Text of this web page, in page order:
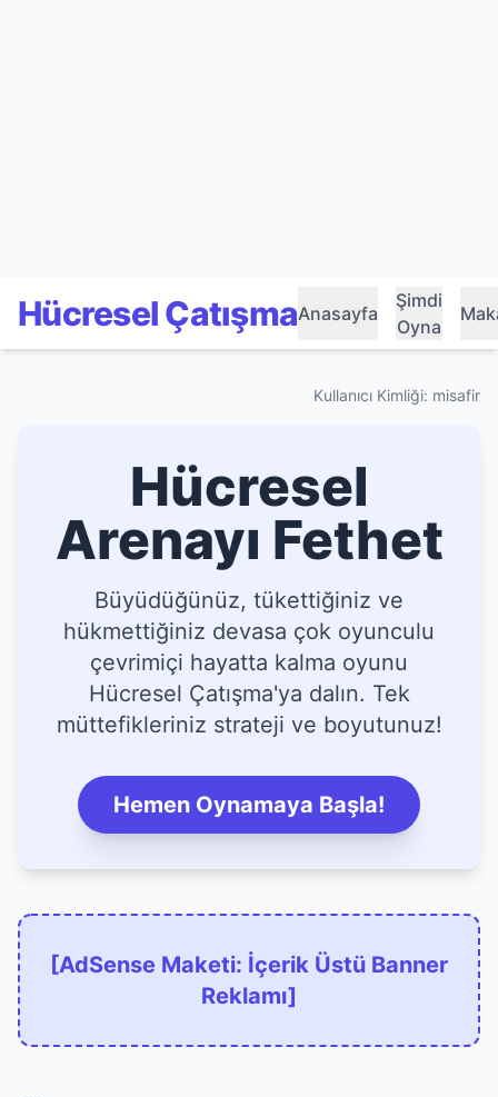
Hücresel ÇatışmaAnasayfa
Şimdi
Oyna
Kullanıcı Kimliği: misafir
Hücresel
Arenayı Fethet
Büyüdüğünüz, tükettiğiniz ve
hükmettiğiniz devasa çok oyunculu
çevrimiçi hayatta kalma oyunu
Hücresel Çatışma'ya dalın. Tek
müttefikleriniz strateji ve boyutunuz!
Hemen Oynamaya Başla!
[AdSense Maketi: İçerik Üstü Banner
Reklamı]